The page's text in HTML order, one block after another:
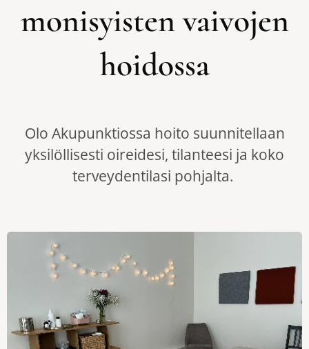
monisyisten vaivojen
hoidossa
Olo Akupunktiossa hoito suunnitellaan
yksilöllisesti oireidesi, tilanteesi ja koko
terveydentilasi pohjalta.